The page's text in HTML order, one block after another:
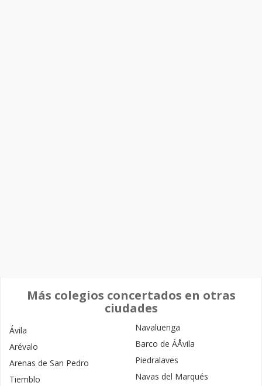
Más colegios concertados en otras
ciudades
Ávila
Arévalo
Arenas de San Pedro
Tiemblo
Navaluenga
Barco de ÁÅvila
Piedralaves
Navas del Marqués